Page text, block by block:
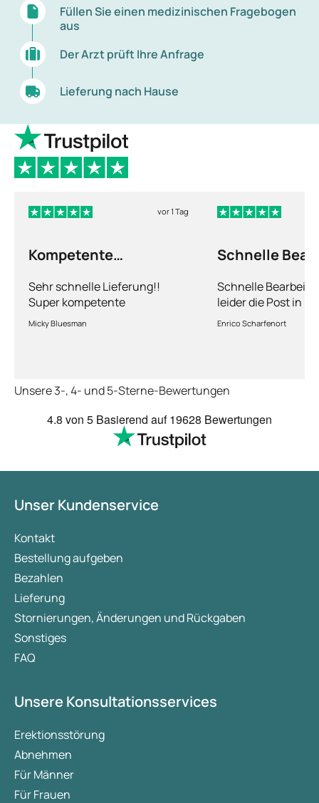
Körper, sodass Sauerstoff keine Möglichkeit hat,
sich daran zu binden. Kohlenmonoxid ist auch
für die Umgebung von Passivrauchern
Füllen Sie einen medizinischen Fragebogen
aus
Der Arzt prüft Ihre Anfrage
Lieferung nach Hause
vor 1 Tag
Kompetente
Sehr schnelle Lieferung!!
Super kompetente
Abhandlung!
Micky Bluesman
Schnelle
Schnelle
leider die Post in
kriegt es nicht hin
dauert obwohl ihr
richtig fix.
Enrico Scharfenort
Unsere 3-, 4- und 5-Sterne-Bewertungen
4.8 von 5 Basierend auf19628 Bewertungen
Unser Kundenservice
Kontakt
Bestellung aufgeben
Bezahlen
Lieferung
Stornierungen, Änderungen und Rückgaben
Sonstiges
FAQ
Unsere Konsultationsservices
Erektionsstörung
Abnehmen
Für Männer
Für Frauen